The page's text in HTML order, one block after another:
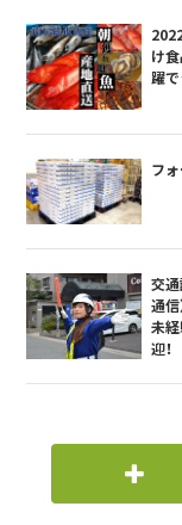
け
躍で
フ
交通
通
未
迎！